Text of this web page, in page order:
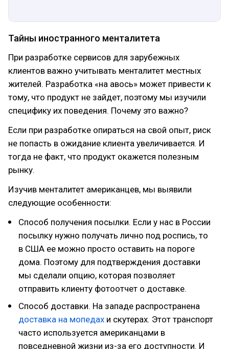
Тайны иностранного менталитета
При разработке сервисов для зарубежных
клиентов важно учитывать менталитет местных
жителей. Разработка «на авось» может привести к
тому, что продукт не зайдет, поэтому мы изучили
специфику их поведения. Почему это важно?
Если при разработке опираться на свой опыт, риск
не попасть в ожидание клиента увеличивается. И
тогда не факт, что продукт окажется полезным
рынку.
Изучив менталитет американцев, мы выявили
следующие особенности:
Способ получения посылки. Если у нас в России
посылку нужно получать лично под роспись, то
в США ее можно просто оставить на пороге
дома. Поэтому для подтверждения доставки
мы сделали опцию, которая позволяет
отправить клиенту фотоотчет о доставке.
Способ доставки. На западе распространена
доставка на мопедах и скутерах. Этот транспорт
часто используется американцами в
повседневной жизни из-за его доступности. И